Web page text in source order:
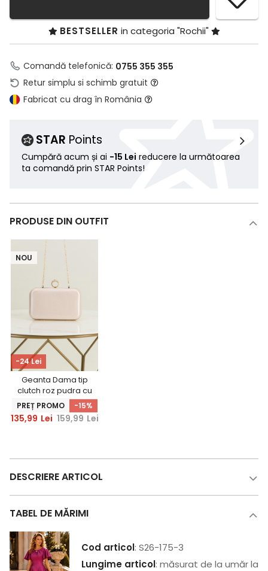
BESTSELLER in categoria "Rochii"
Comandă telefonică: 0755 355 355
Retur simplu si schimb gratuit
Fabricat cu drag în România
STAR Points
Cumpără acum și ai -15 Lei reducere la următoarea
ta comandă prin STAR Points!
PRODUSE DIN OUTFIT
-24 Lei
NOU
Geanta Dama tip
clutch roz pudra cu
sclipici fin si maner
detasabil
PREȚ PROMO -15%
135,99 Lei 159,99 Lei
DESCRIERE ARTICOL
TABEL DE MĂRIMI
Cod articol: S26-175-3
Lungime articol: măsurat de la umăr la